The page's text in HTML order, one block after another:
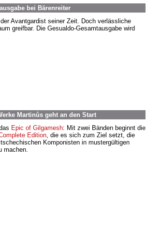
bei Bärenreiter
Avantgardist seiner Zeit. Doch verlässliche
greifbar. Die Gesualdo-Gesamtausgabe wird
Martinůs geht an den Start
Epic of Gilgamesh: Mit zwei Bänden beginnt die
Edition, die es sich zum Ziel setzt, die
Komponisten in mustergültigen
machen.